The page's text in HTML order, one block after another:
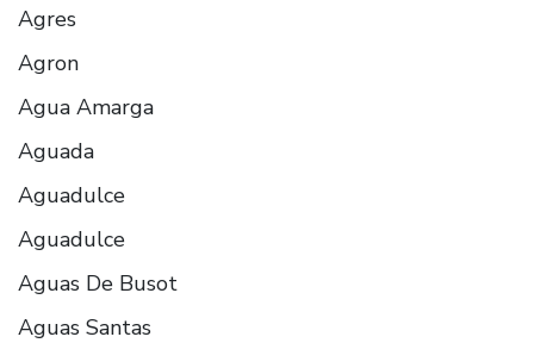
Agres
Agron
Agua Amarga
Aguada
Aguadulce
Aguadulce
Aguas De Busot
Aguas Santas